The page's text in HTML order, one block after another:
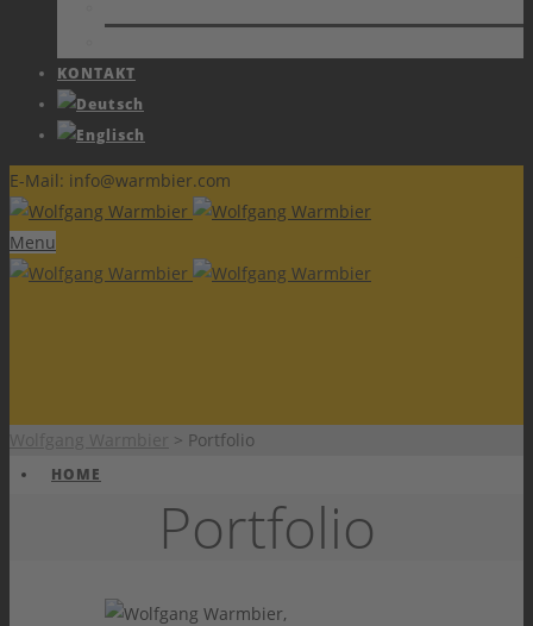
KONTAKT
E-Mail: info@warmbier.com
Menu
HOME
> Portfolio
Portfolio